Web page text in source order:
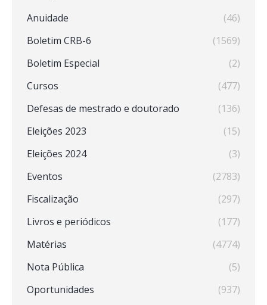
Anuidade
(46)
Boletim CRB-6
(1569)
Boletim Especial
(2)
Cursos
(477)
Defesas de mestrado e doutorado
(136)
Eleições 2023
(15)
Eleições 2024
(3)
Eventos
(2783)
Fiscalização
(297)
Livros e periódicos
(177)
Matérias
(4774)
Nota Pública
(5)
Oportunidades
(937)